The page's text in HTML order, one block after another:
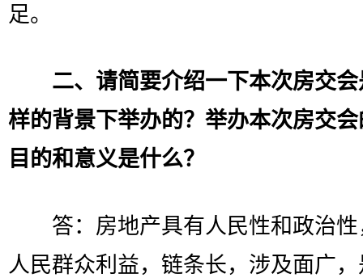
足。
二、请简要介绍一下本次房交
样的背景下举办的？举办本次房交
目的和意义是什么？
答：房地产具有人民性和政治性
人民群众利益，链条长，涉及面广